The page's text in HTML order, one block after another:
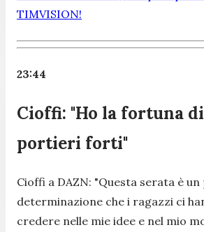
TIMVISION!
23:44
Cioffi: "Ho la fortuna
portieri forti"
Cioffi a DAZN: "Questa serata è
determinazione che i ragazzi ci
credere nelle mie idee e nel mio